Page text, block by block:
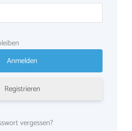
Registrieren
vergessen?